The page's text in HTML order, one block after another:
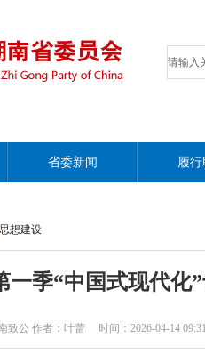
省委新闻 履
想建设
一季“中国式现代化
致公 作者：叶蕾 时间：2026-04-14